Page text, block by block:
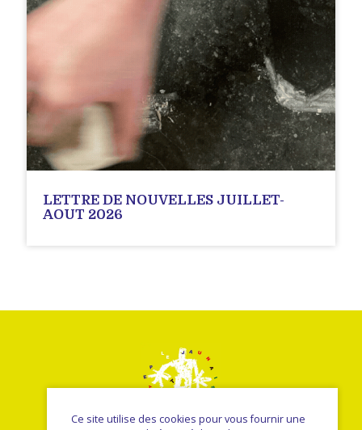
LETTRE DE NOUVELLES JUILLET-
AOUT 2026
Ce site utilise des cookies pour vous fournir une